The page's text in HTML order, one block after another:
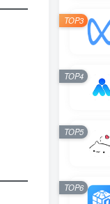
TOP3
TOP4
TOP5
TOP6